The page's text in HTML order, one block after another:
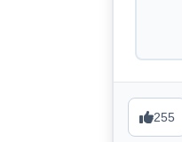
255